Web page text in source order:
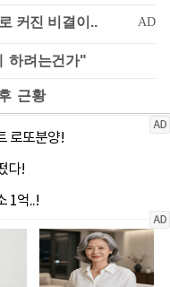
하려는건가"
근황